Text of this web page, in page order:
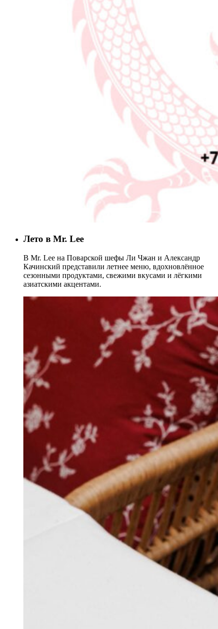
Лето в Mr. Lee
В Mr. Lee на Поварской шефы Ли Чжан и Александр
Качинский представили летнее меню, вдохновлённое
сезонными продуктами, свежими вкусами и лёгкими
азиатскими акцентами.